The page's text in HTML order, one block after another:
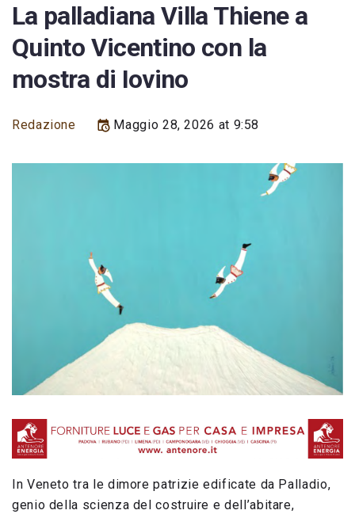
La palladiana Villa Thiene a
Quinto Vicentino con la
mostra di Iovino
Redazione Maggio 28, 2026 at 9:58
In Veneto tra le dimore patrizie edificate da Palladio,
genio della scienza del costruire e dell’abitare,